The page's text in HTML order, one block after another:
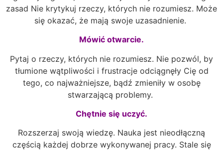
zasad Nie krytykuj rzeczy, których nie rozumiesz. Może
się okazać, że mają swoje uzasadnienie.
Mówić otwarcie.
Pytaj o rzeczy, których nie rozumiesz. Nie pozwól, by
tłumione wątpliwości i frustracje odciągnęły Cię od
tego, co najważniejsze, bądź zmieniły w osobę
stwarzającą problemy.
Chętnie się uczyć.
Rozszerzaj swoją wiedzę. Nauka jest nieodłączną
częścią każdej dobrze wykonywanej pracy. Stale się